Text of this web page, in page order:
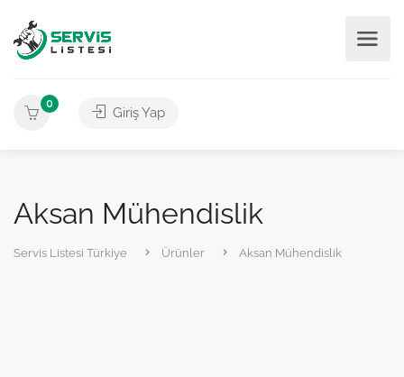
0
Giriş Yap
Aksan Mühendislik
Servis Listesi Türkiye Ürünler Aksan Mühendislik